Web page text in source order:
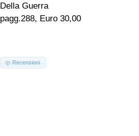
Della Guerra
pagg.288, Euro 30,00
Recensioni